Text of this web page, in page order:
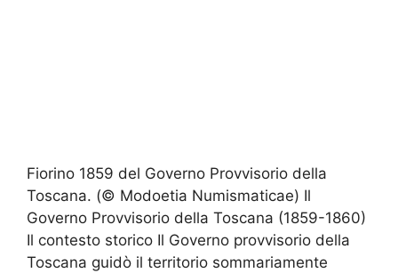
Fiorino 1859 del Governo Provvisorio della
Toscana. (© Modoetia Numismaticae) Il
Governo Provvisorio della Toscana (1859-1860)
Il contesto storico Il Governo provvisorio della
Toscana guidò il territorio sommariamente